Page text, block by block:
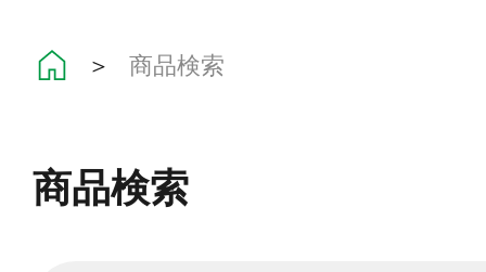
＞ 商品検索
商品検索